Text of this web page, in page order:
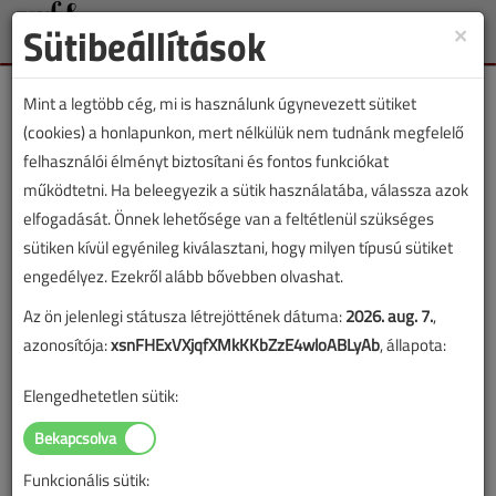
Toggle
Lapszám:
TARTALOM
HKL Légtechnika
Konyhai szellőztető
kiváltása
2016/7-8. lapszám
×
Sütibeállítások
Mint a legtöbb cég, mi is használunk úgynevezett sütiket
(cookies) a honlapunkon, mert nélkülük nem tudnánk megfelelő
felhasználói élményt biztosítani és fontos funkciókat
működtetni. Ha beleegyezik a sütik használatába, válassza azok
elfogadását. Önnek lehetősége van a feltétlenül szükséges
sütiken kívül egyénileg kiválasztani, hogy milyen típusú sütiket
engedélyez. Ezekről alább bővebben olvashat.
Az ön jelenlegi státusza létrejöttének dátuma:2026. aug. 7.,
azonosítója:xsnFHExVXjqfXMkKKbZzE4wloABLyAb, állapota:
Elengedhetetlen sütik:
Funkcionális sütik: